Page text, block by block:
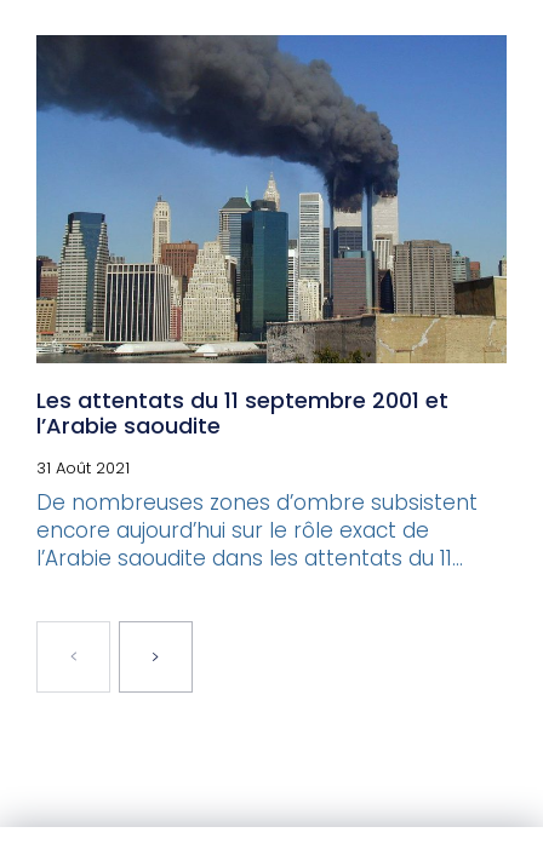
Les attentats du 11 septembre 2001 et
l’Arabie saoudite
31 Août 2021
De nombreuses zones d’ombre subsistent
encore aujourd’hui sur le rôle exact de
l’Arabie saoudite dans les attentats du 11...